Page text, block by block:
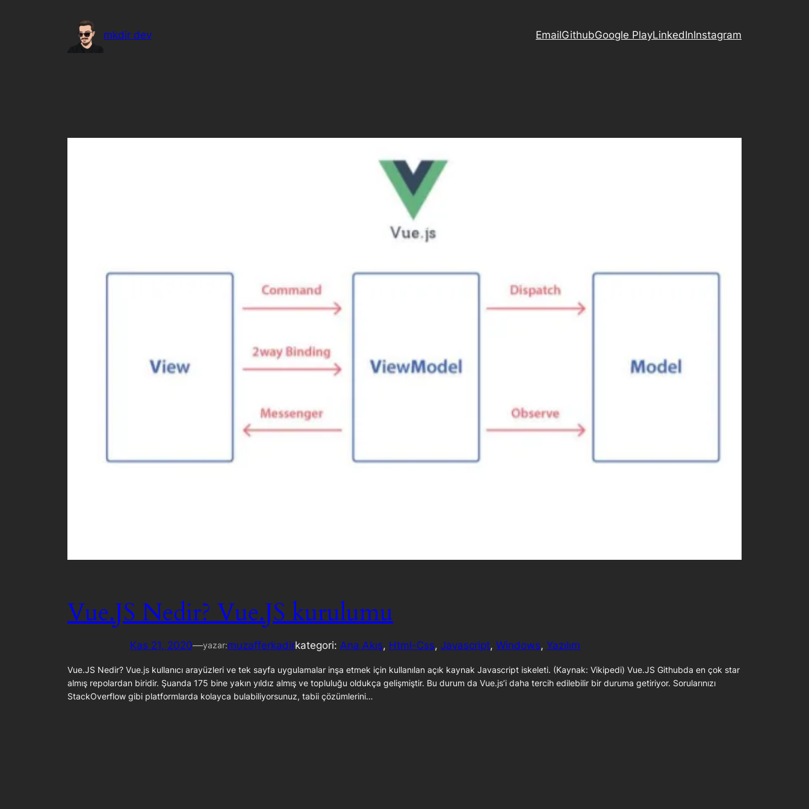
mkdir dev EmailGithubGoogle PlayLinkedInInstagram
Vue.JS Nedir? Vue.JS kurulumu
Kas 21, 2020—yazar:muzafferkadirkategori: Ana Akış, Html-Css, Javascript, Windows, Yazılım
Vue.JS Nedir? Vue.js kullanıcı arayüzleri ve tek sayfa uygulamalar inşa etmek için kullanılan açık kaynak Javascript iskeleti. (Kaynak: Vikipedi) Vue.JS Githubda en çok star
almış repolardan biridir. Şuanda 175 bine yakın yıldız almış ve topluluğu oldukça gelişmiştir. Bu durum da Vue.js’i daha tercih edilebilir bir duruma getiriyor. Sorularınızı
StackOverflow gibi platformlarda kolayca bulabiliyorsunuz, tabii çözümlerini…